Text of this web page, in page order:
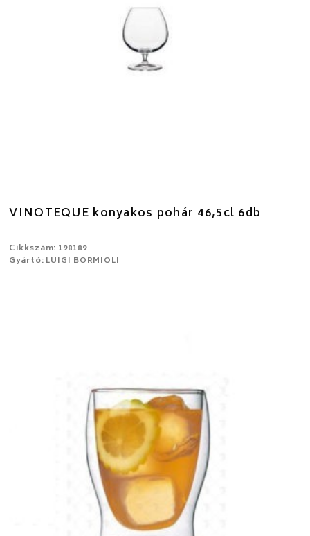
VINOTEQUE konyakos pohár 46,5cl 6db
Cikkszám: 198189
Gyártó: LUIGI BORMIOLI